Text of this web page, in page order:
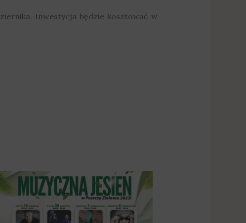
Inwestycja będzie kosztować w